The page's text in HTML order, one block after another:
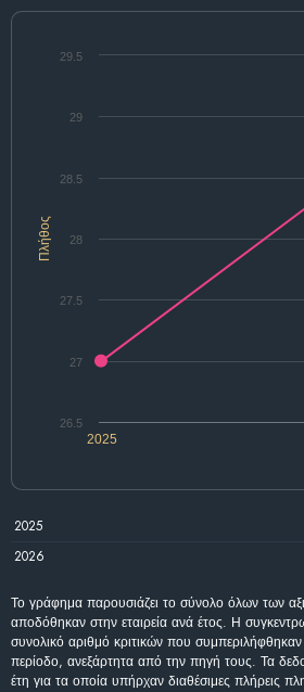
Πλήθος
2025
26.5
27
27.5
28
28.5
29
29.5
2025
2026
Το γράφημα παρουσιάζει το σύνολο όλων των
αποδόθηκαν στην εταιρεία ανά έτος. Η
συνολικό αριθμό κριτικών που
περίοδο, ανεξάρτητα από την πηγή τους. Τα
έτη για τα οποία υπήρχαν διαθέσιμες πλήρεις